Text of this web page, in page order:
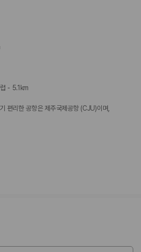
- 5.1km
편리한 공항은 제주국제공항 (CJU)이며,